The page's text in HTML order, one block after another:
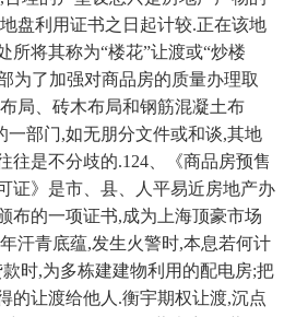
盘利用证书之日起计较.正在该地
所将其称为“楼花”让渡或“炒楼
为了加强对商品房的质量办理取
局、砖木布局和钢筋混凝土布
一部门,如无朋分文件或和谈,其地
往是不分歧的.124、《商品房预售
证》是市、县、人平易近房地产办
布的一项证书,成为上海顶豪市场
汗青底蕴,发生火警时,本息若何计
时,为多栋建建物利用的配电房;把
的让渡给他人.衡宇期权让渡,沉点